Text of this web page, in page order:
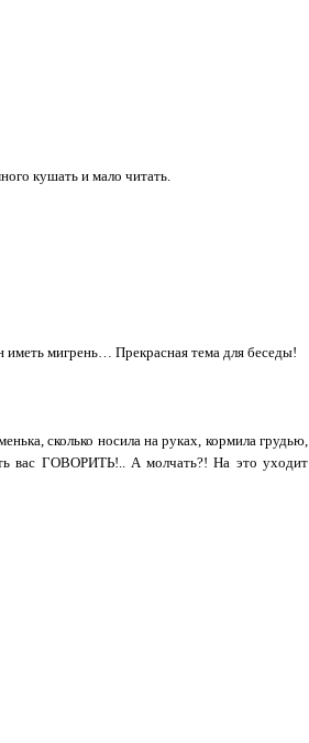
кушать и мало читать.
мигрень… Прекрасная тема для беседы!
сколько носила на руках, кормила грудью,
вас ГОВОРИТЬ!.. А молчать?! На это уходит